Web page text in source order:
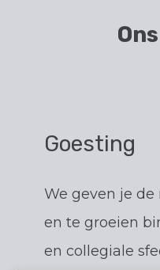
Goesting
We geven je
en te groeien
en collegiale